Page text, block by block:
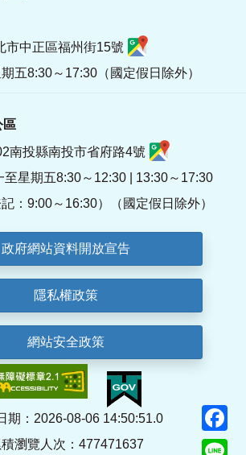
市中正區福州街15號
五8:30～17:30（國定假日除外）
區
南投縣南投市省府路4號
至星期五8:30～12:30 | 13:30～17:30
記：9:00～16:30）（國定假日除外）
政府網站資料開放宣告
隱私權政策
網站安全政策
期：2026-08-06 14:50:51.0
積瀏覽人次：477471637